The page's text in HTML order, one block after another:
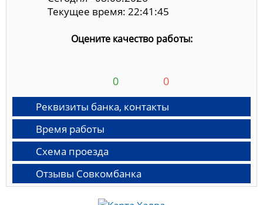
Текущее время: 22:41:45
Оцените качество работы:
0 0
Реквизиты банка, контакты
Время работы
Схема проезда
Отзывы Совкомбанка